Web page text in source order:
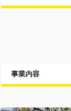
事業内容